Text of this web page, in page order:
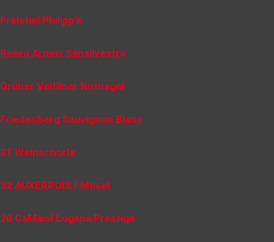
Freistiel Philipp’s
Roero Arneis Sansilvestro
Grüner Veltliner Notnagel
Friedenberg Sauvignon Blanc
01 Weinschorle
32 AUXERROIS / Mosel
20 CaMaiol Lugana Prestige